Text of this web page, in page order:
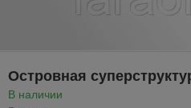
Островная
В наличии